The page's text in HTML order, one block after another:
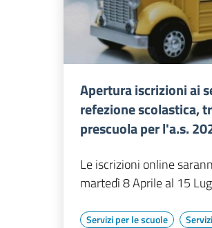
Apertura iscrizioni ai
refezione scolastica,
prescuola per l'a.s.
Le iscrizioni online
martedì 8 Aprile al 15
Servizi per le scuole